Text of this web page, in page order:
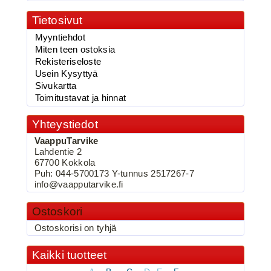
vaappufolio,Käärme...
BKK 6062-1X Black Nickel
Kolmihaarakoukku N.2
BKK 6062-1X Black Ni...
Tietosivut
Myyntiehdot
Miten teen ostoksia
Rekisteriseloste
Usein Kysyttyä
Sivukartta
Toimitustavat ja hinnat
Yhteystiedot
VaappuTarvike
Lahdentie 2
67700 Kokkola
Puh: 044-5700173 Y-tunnus 2517267-7
info@vaapputarvike.fi
Ostoskori
Ostoskorisi on tyhjä
Kaikki tuotteet